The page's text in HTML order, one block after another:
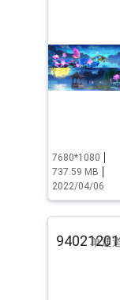
7680*1080
737.59 MB
2022/04/06
单通